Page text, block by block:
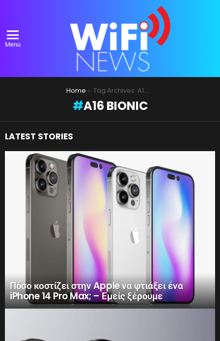
Menu
Home Tag Archives: A16 bionic
A16 BIONIC
LATEST STORIES
Πόσο κοστίζει στην Apple να φτιάξει ένα
iPhone 14 Pro Max; – Εμείς ξέρουμε